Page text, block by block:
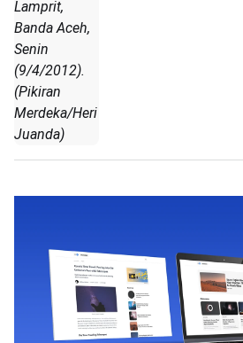
Lamprit,
Banda Aceh,
Senin
(9/4/2012).
(Pikiran
Merdeka/Heri
Juanda)